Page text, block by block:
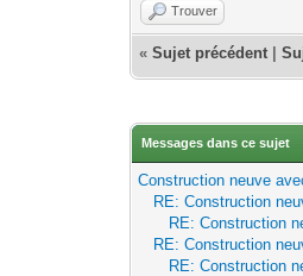
Trouver
«Sujet précédent |
Messages dans ce sujet
Construction neuve
RE: Construction
RE: Construction
RE: Construction
RE: Construction